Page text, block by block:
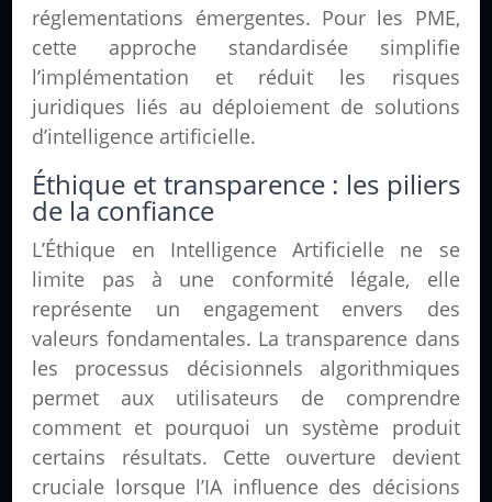
réglementations émergentes. Pour les PME,
cette approche standardisée simplifie
l’implémentation et réduit les risques
juridiques liés au déploiement de solutions
d’intelligence artificielle.
Éthique et transparence : les piliers
de la confiance
L’Éthique en Intelligence Artificielle ne se
limite pas à une conformité légale, elle
représente un engagement envers des
valeurs fondamentales. La transparence dans
les processus décisionnels algorithmiques
permet aux utilisateurs de comprendre
comment et pourquoi un système produit
certains résultats. Cette ouverture devient
cruciale lorsque l’IA influence des décisions